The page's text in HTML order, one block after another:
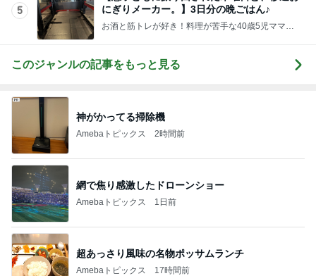
5
にぎりメーカー。】3日分の晩ごはん♪
お酒と筋トレが好き！料理が苦手な40歳5児ママ主
このジャンルの記事をもっと見る
神がかってる掃除機
Amebaトピックス 2時間前
網で焦り感激したドローンショー
Amebaトピックス 1日前
超あっさり風味の名物ポッサムランチ
Amebaトピックス 17時間前